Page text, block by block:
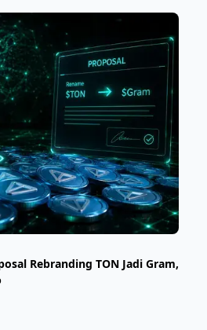
Rebranding TON Jadi Gram,